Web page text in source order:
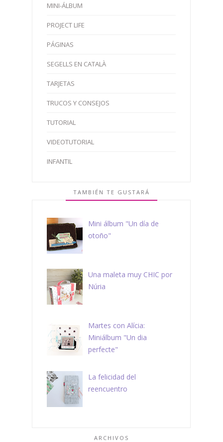
MINI-ÁLBUM
PROJECT LIFE
PÁGINAS
SEGELLS EN CATALÀ
TARJETAS
TRUCOS Y CONSEJOS
TUTORIAL
VIDEOTUTORIAL
INFANTIL
TAMBIÉN TE GUSTARÁ
Mini álbum "Un día de
otoño"
Una maleta muy CHIC por
Núria
Martes con Alícia:
Miniálbum "Un dia
perfecte"
La felicidad del
reencuentro
ARCHIVOS